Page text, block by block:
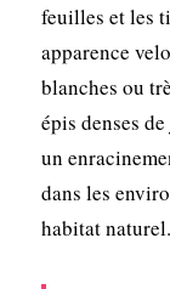
feuilles et les
apparence
blanches ou
épis denses
un
dans les
habitat naturel.